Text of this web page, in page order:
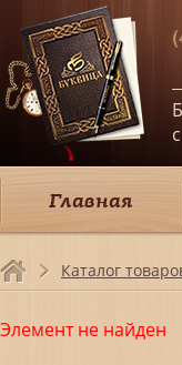
Главная
Каталог
Элемент не найден